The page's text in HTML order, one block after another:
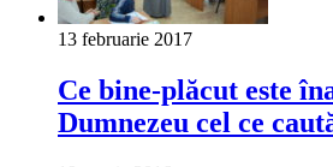
13 februarie 2017
Ce bine-plăcut este
Dumnezeu cel ce